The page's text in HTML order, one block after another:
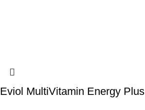
Eviol MultiVitamin Energy